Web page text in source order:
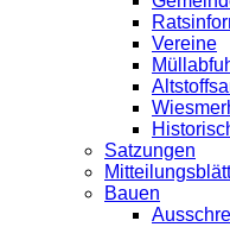
Vereine
Satzungen
Bauen